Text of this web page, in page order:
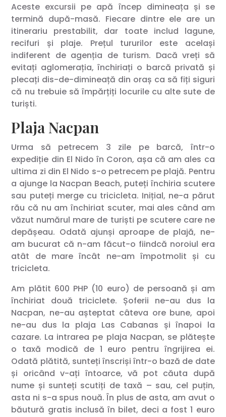
Aceste excursii pe apă încep dimineața și se
termină după-masă. Fiecare dintre ele are un
itinerariu prestabilit, dar toate includ lagune,
recifuri și plaje. Prețul tururilor este același
indiferent de agenția de turism. Dacă vreți să
evitați aglomerația, închiriați o barcă privată și
plecați dis-de-dimineață din oraș ca să fiți siguri
că nu trebuie să împărțiți locurile cu alte sute de
turiști.
Plaja Nacpan
Urma să petrecem 3 zile pe barcă, într-o
expediție din El Nido în Coron, așa că am ales ca
ultima zi din El Nido s-o petrecem pe plajă. Pentru
a ajunge la Nacpan Beach, puteți închiria scutere
sau puteți merge cu tricicleta. Inițial, ne-a părut
rău că nu am închiriat scuter, mai ales când am
văzut numărul mare de turiști pe scutere care ne
depășeau. Odată ajunși aproape de plajă, ne-
am bucurat că n-am făcut-o fiindcă noroiul era
atât de mare încât ne-am împotmolit și cu
tricicleta.
Am plătit 600 PHP (10 euro) de persoană și am
închiriat două triciclete. Șoferii ne-au dus la
Nacpan, ne-au așteptat câteva ore bune, apoi
ne-au dus la plaja Las Cabanas și înapoi la
cazare. La intrarea pe plaja Nacpan, se plătește
o taxă modică de 1 euro pentru îngrijirea ei.
Odată plătită, sunteți înscriși într-o bază de date
și oricând v-ați întoarce, vă pot căuta după
nume și sunteți scutiți de taxă – sau, cel puțin,
asta ni s-a spus nouă. În plus de asta, am avut o
băutură gratis inclusă în bilet, deci a fost 1 euro